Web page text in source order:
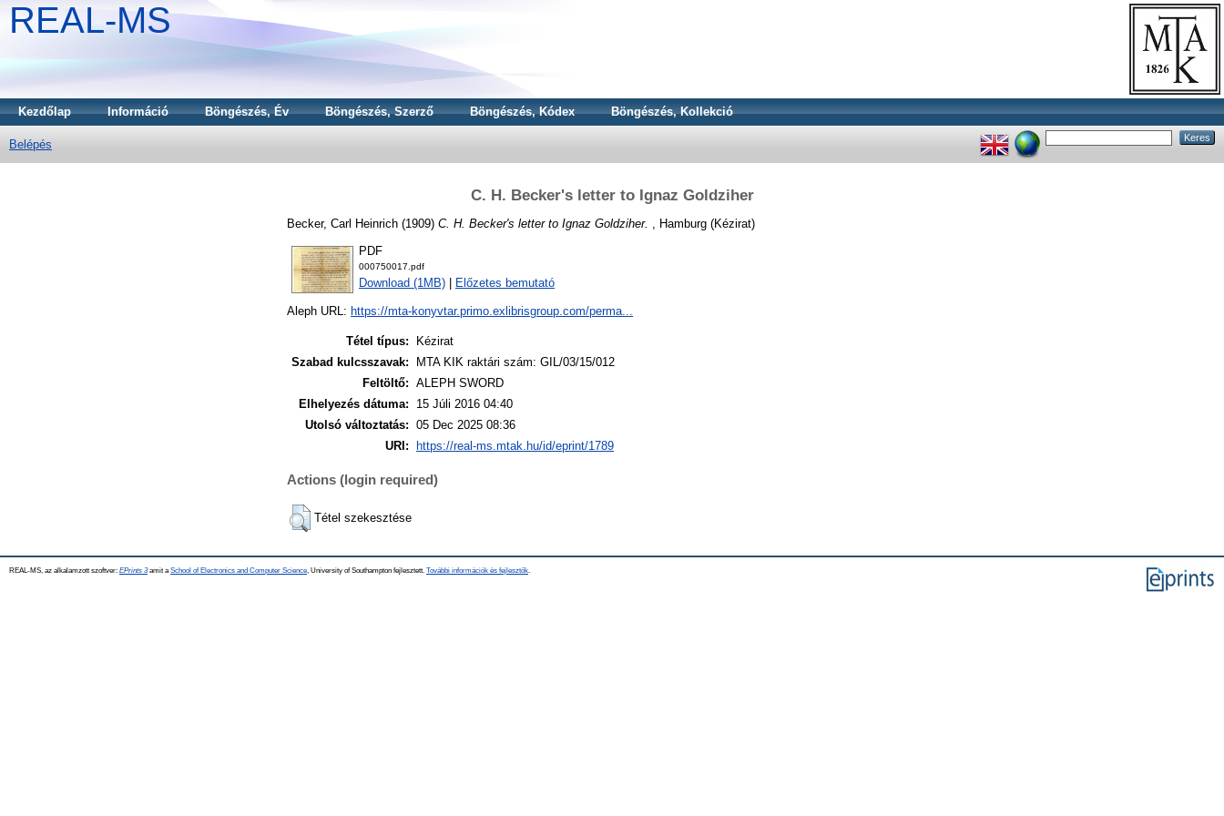
REAL-MS
Kezdőlap Információ Böngészés, Év Böngészés, Szerző Böngészés, Kódex Böngészés, Kollekció
Belépés
C. H. Becker's letter to Ignaz Goldziher
Becker, Carl Heinrich (1909) C. H. Becker's letter to Ignaz Goldziher. , Hamburg (Kézirat)
PDF
000750017.pdf
Download (1MB) Előzetes bemutató
Aleph URL: https://mta-konyvtar.primo.exlibrisgroup.com/perma...
Tétel típus:
Kézirat
Szabad kulcsszavak:
MTA KIK raktári szám: GIL/03/15/012
Feltöltő: ALEPH SWORD
Elhelyezés dátuma:
15 Júli 2016 04:40
Utolsó változtatás: 05 Dec 2025 08:36
URI:
https://real-ms.mtak.hu/id/eprint/1789
Actions (login required)
Tétel szekesztése
REAL-MS, az alkalamzott szoftver: EPrints 3amit a School of Electronics and Computer Science , University of Southampton fejlesztett. További információk és fejlesztők